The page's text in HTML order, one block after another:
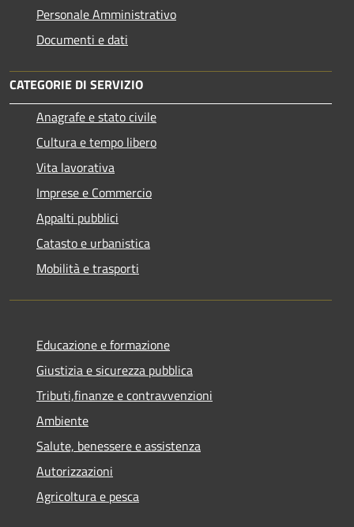
Personale Amministrativo
Documenti e dati
CATEGORIE DI SERVIZIO
Anagrafe e stato civile
Cultura e tempo libero
Vita lavorativa
Imprese e Commercio
Appalti pubblici
Catasto e urbanistica
Mobilità e trasporti
Educazione e formazione
Giustizia e sicurezza pubblica
Tributi,finanze e contravvenzioni
Ambiente
Salute, benessere e assistenza
Autorizzazioni
Agricoltura e pesca